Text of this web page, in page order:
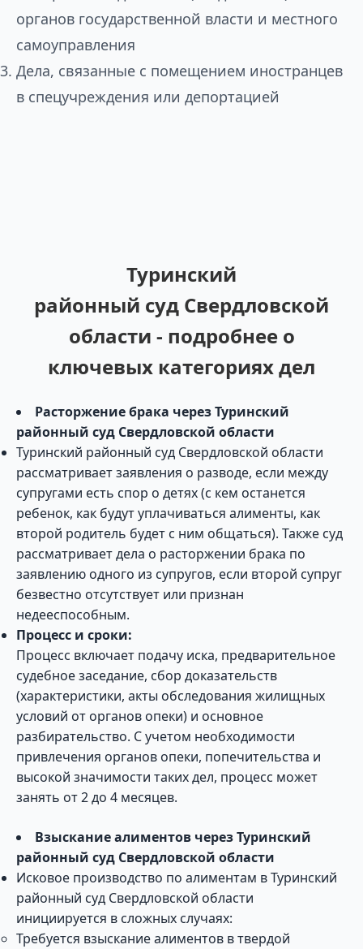
органов государственной власти и местного
самоуправления
Дела, связанные с помещением иностранцев
в спецучреждения или депортацией
Туринский
районный суд Свердловской
области - подробнее о
ключевых категориях дел
Расторжение брака через Туринский
районный суд Свердловской области
Туринский районный суд Свердловской области
рассматривает заявления о разводе, если между
супругами есть спор о детях (с кем останется
ребенок, как будут уплачиваться алименты, как
второй родитель будет с ним общаться). Также суд
рассматривает дела о расторжении брака по
заявлению одного из супругов, если второй супруг
безвестно отсутствует или признан
недееспособным.
Процесс и сроки:
Процесс включает подачу иска, предварительное
судебное заседание, сбор доказательств
(характеристики, акты обследования жилищных
условий от органов опеки) и основное
разбирательство. С учетом необходимости
привлечения органов опеки, попечительства и
высокой значимости таких дел, процесс может
занять от 2 до 4 месяцев.
Взыскание алиментов через Туринский
районный суд Свердловской области
Исковое производство по алиментам в Туринский
районный суд Свердловской области
инициируется в сложных случаях:
Требуется взыскание алиментов в твердой